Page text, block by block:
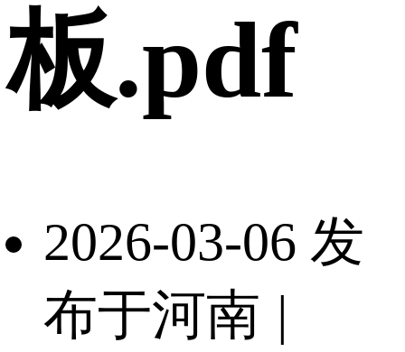
板.pdf
2026-03-06 发
布于河南 |